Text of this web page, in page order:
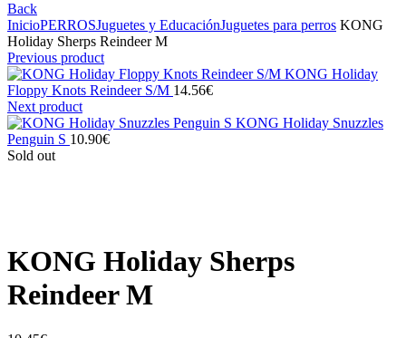
Back
InicioPERROSJuguetes y EducaciónJuguetes para perros KONG
Holiday Sherps Reindeer M
Previous product
KONG Holiday
Floppy Knots Reindeer S/M 14.56€
Next product
KONG Holiday Snuzzles
Penguin S 10.90€
Sold out
KONG Holiday Sherps
Reindeer M